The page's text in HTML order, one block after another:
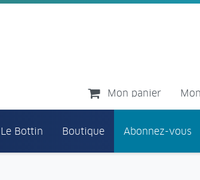
Mon panier
Le Bottin Boutique Abonnez-vous